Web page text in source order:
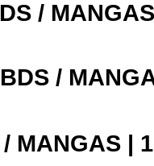
/
/
MANGAS |